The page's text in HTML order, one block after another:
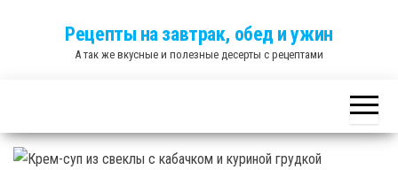
Рецепты на завтрак, обед и ужин
А так же вкусные и полезные десерты с рецептами